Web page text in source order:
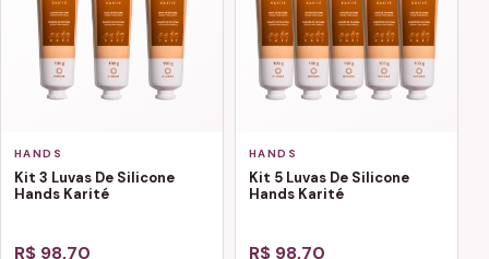
HANDS
Kit 3 Luvas De Silicone
Hands Karité
R$ 98,70
HANDS
Kit 5 Luvas De Silicone
Hands Karité
R$ 98,70